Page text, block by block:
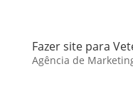
Fazer site para
Agência de